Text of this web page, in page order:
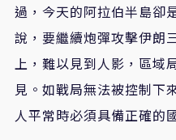
過，今天的阿拉伯半島卻
說，要繼續炮彈攻擊伊朗
上，難以見到人影，區域
見。如戰局無法被控制下
人平常時必須具備正確的